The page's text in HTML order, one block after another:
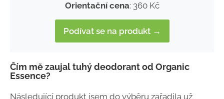
Orientační cena: 360 Kč
Podívat se na produkt →
Čím mě zaujal tuhý deodorant od Organic
Essence?
Následující produkt jsem do výběru zařadila už